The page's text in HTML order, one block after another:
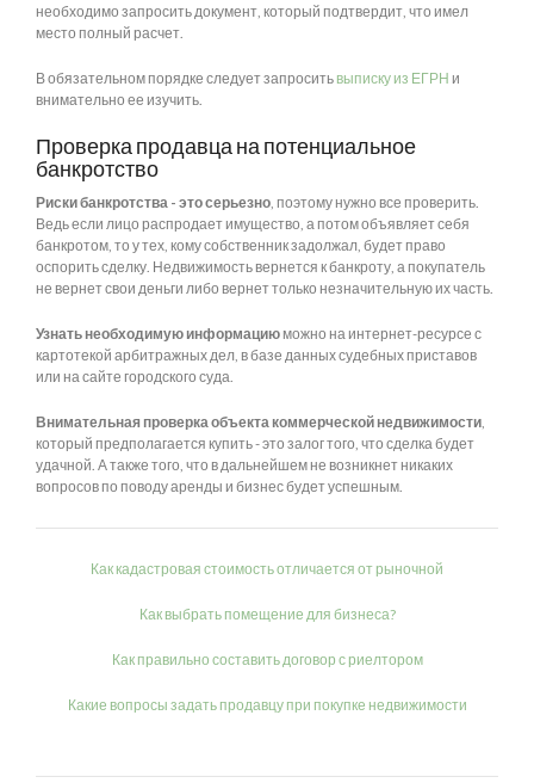
необходимо запросить документ, который подтвердит, что имел
место полный расчет.
В обязательном порядке следует запросить выписку из ЕГРН и
внимательно ее изучить.
Проверка продавца на потенциальное
банкротство
Риски банкротства - это серьезно, поэтому нужно все проверить.
Ведь если лицо распродает имущество, а потом объявляет себя
банкротом, то у тех, кому собственник задолжал, будет право
оспорить сделку. Недвижимость вернется к банкроту, а покупатель
не вернет свои деньги либо вернет только незначительную их часть.
Узнать необходимую информацию можно на интернет-ресурсе с
картотекой арбитражных дел, в базе данных судебных приставов
или на сайте городского суда.
Внимательная проверка объекта коммерческой недвижимости,
который предполагается купить - это залог того, что сделка будет
удачной. А также того, что в дальнейшем не возникнет никаких
вопросов по поводу аренды и бизнес будет успешным.
Как кадастровая стоимость отличается от рыночной
Как выбрать помещение для бизнеса?
Как правильно составить договор с риелтором
Какие вопросы задать продавцу при покупке недвижимости